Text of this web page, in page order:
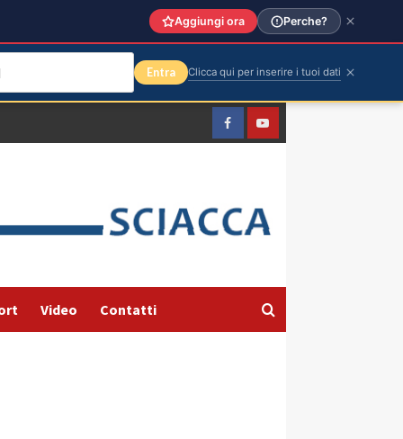
FacebookYountube
Video Contatti
Aggiungi ora Perche?
Entra Clicca qui per inserire i tuoi dati